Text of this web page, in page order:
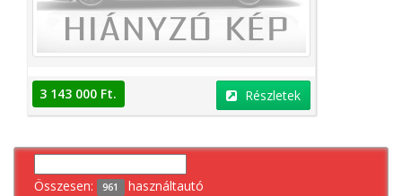
3 143 000 Ft. Részletek
Összesen: 961
használtautó